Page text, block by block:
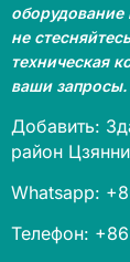
оборудование
не
техническая
ваши запросы.
Добавить:
район
Whatsapp:
Телефон: